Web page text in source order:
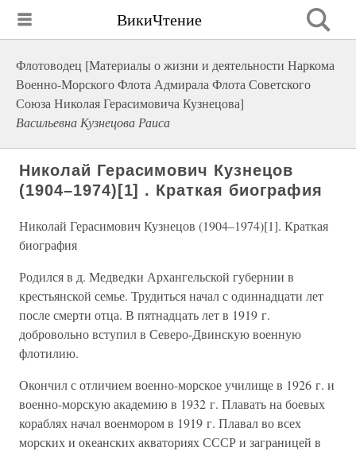
ВикиЧтение
Флотоводец [Материалы о жизни и деятельности Наркома
Военно-Морского Флота Адмирала Флота Советского
Союза Николая Герасимовича Кузнецова]
Васильевна Кузнецова Раиса
Николай Герасимович Кузнецов
(1904–1974)[1] . Краткая биография
Николай Герасимович Кузнецов (1904–1974)[1]. Краткая
биография
Родился в д. Медведки Архангельской губернии в
крестьянской семье. Трудиться начал с одиннадцати лет
после смерти отца. В пятнадцать лет в 1919 г.
добровольно вступил в Северо-Двинскую военную
флотилию.
Окончил с отличием военно-морское училище в 1926 г. и
военно-морскую академию в 1932 г. Плавать на боевых
кораблях начал военмором в 1919 г. Плавал во всех
морских и океанских акваториях СССР и заграницей в